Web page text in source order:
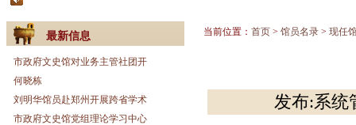
最新信息
市政府文史馆对业务主管社团开
何晓栋
刘明华馆员赴郑州开展跨省学术
市政府文史馆党组理论学习中心
当前位置： 首页 > 馆员名录 > 现任
发布:系